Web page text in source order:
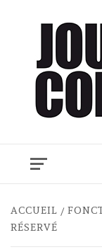
Menu
ACCUEIL
RÉSERVÉ